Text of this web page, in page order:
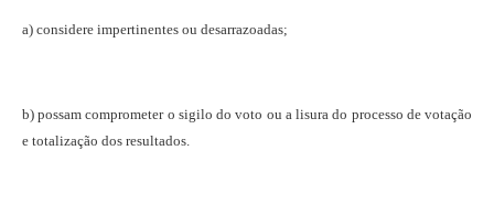
a) considere impertinentes ou desarrazoadas;
b) possam comprometer o sigilo do voto ou a lisura do processo de votação
e totalização dos resultados.